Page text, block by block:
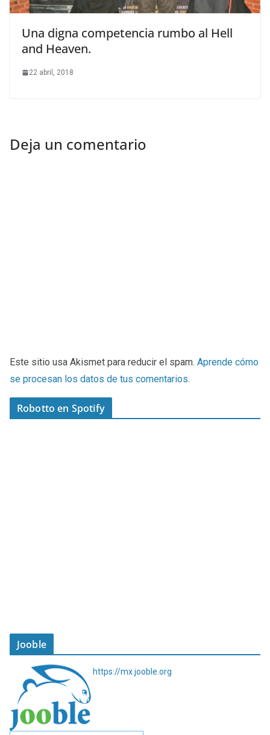
Una digna competencia rumbo al Hell
and Heaven.
22 abril, 2018
Deja un comentario
Este sitio usa Akismet para reducir el spam. Aprende cómo
se procesan los datos de tus comentarios.
Robotto en Spotify
Jooble
https://mx.jooble.org